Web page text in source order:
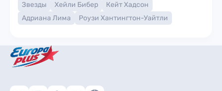
Звезды Хейли Бибер
Кейт Хадсон
Адриана Лима
Роузи Хантингтон-Уайтли